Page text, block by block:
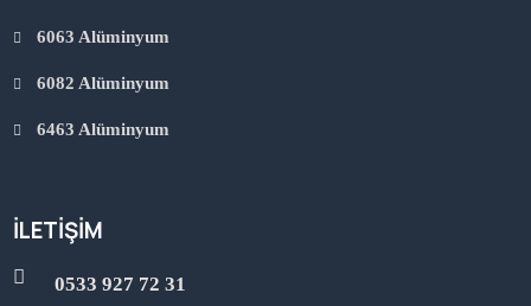
6063 Alüminyum
6082 Alüminyum
6463 Alüminyum
İLETIŞIM
0533 927 72 31